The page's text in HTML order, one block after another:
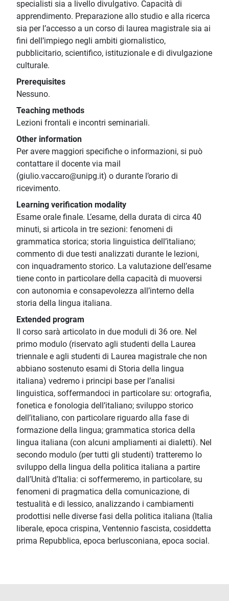
specialisti sia a livello divulgativo. Capacità di
apprendimento. Preparazione allo studio e alla ricerca
sia per l’accesso a un corso di laurea magistrale sia ai
fini dell’impiego negli ambiti giornalistico,
pubblicitario, scientifico, istituzionale e di divulgazione
culturale.
Prerequisites
Nessuno.
Teaching methods
Lezioni frontali e incontri seminariali.
Other information
Per avere maggiori specifiche o informazioni, si può
contattare il docente via mail
(giulio.vaccaro@unipg.it) o durante l’orario di
ricevimento.
Learning verification modality
Esame orale finale. L’esame, della durata di circa 40
minuti, si articola in tre sezioni: fenomeni di
grammatica storica; storia linguistica dell’italiano;
commento di due testi analizzati durante le lezioni,
con inquadramento storico. La valutazione dell’esame
tiene conto in particolare della capacità di muoversi
con autonomia e consapevolezza all’interno della
storia della lingua italiana.
Extended program
Il corso sarà articolato in due moduli di 36 ore. Nel
primo modulo (riservato agli studenti della Laurea
triennale e agli studenti di Laurea magistrale che non
abbiano sostenuto esami di Storia della lingua
italiana) vedremo i principi base per l’analisi
linguistica, soffermandoci in particolare su: ortografia,
fonetica e fonologia dell’italiano; sviluppo storico
dell’italiano, con particolare riguardo alla fase di
formazione della lingua; grammatica storica della
lingua italiana (con alcuni ampliamenti ai dialetti). Nel
secondo modulo (per tutti gli studenti) tratteremo lo
sviluppo della lingua della politica italiana a partire
dall’Unità d’Italia: ci soffermeremo, in particolare, su
fenomeni di pragmatica della comunicazione, di
testualità e di lessico, analizzando i cambiamenti
prodottisi nelle diverse fasi della politica italiana (Italia
liberale, epoca crispina, Ventennio fascista, cosiddetta
prima Repubblica, epoca berlusconiana, epoca social.